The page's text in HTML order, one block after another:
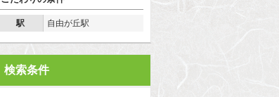
駅 自由が丘駅
検索条件